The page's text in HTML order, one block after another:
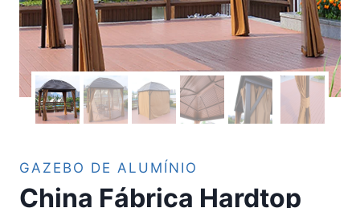
GAZEBO DE ALUMÍNIO
China Fábrica Hardtop